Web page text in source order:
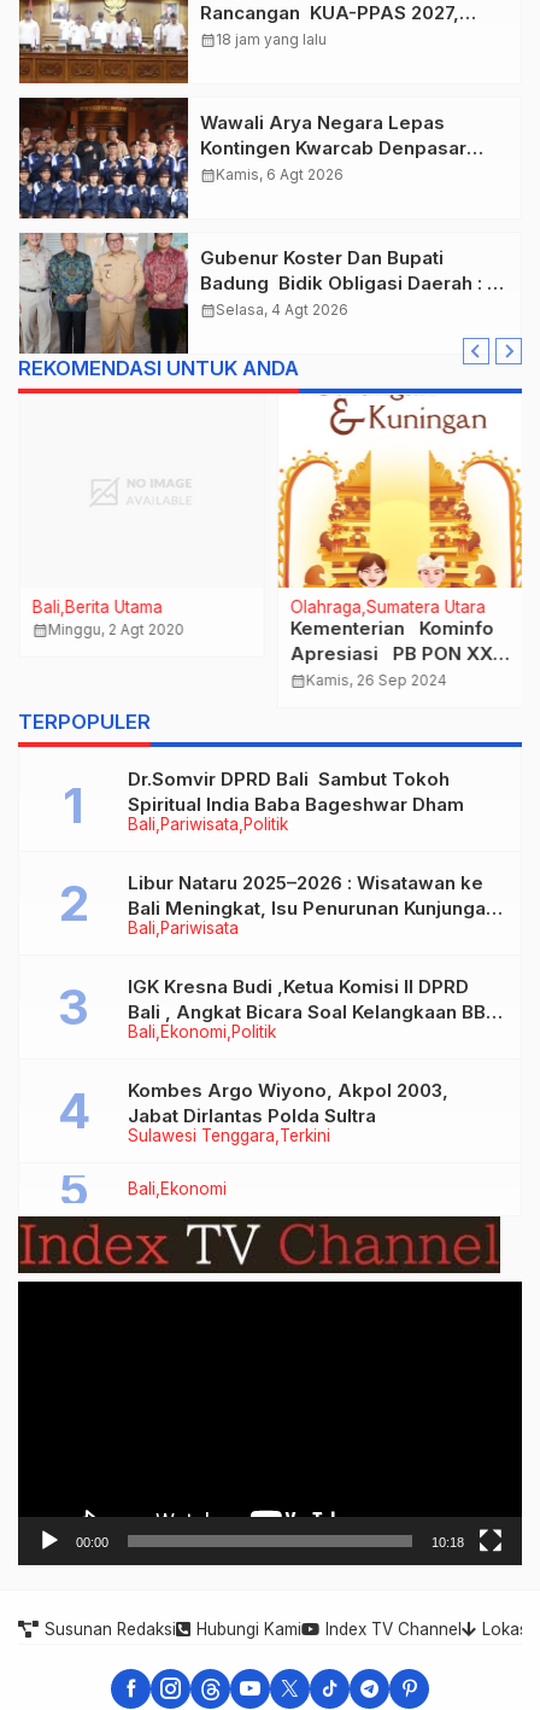
Rancangan KUA-PPAS 2027,
Anggaran Tembus Lebih Dari
calendar_month18 jam yang lalu
Wawali Arya Negara Lepas
Kontingen Kwarcab Denpasar
Menuju Jambore Nasional XII
calendar_monthKamis, 6 Agt 2026
Gubenur Koster Dan Bupati
Badung Bidik Obligasi Daerah :
Gaspol Bangun Infrastruktur
calendar_monthSelasa, 4 Agt 2026
REKOMENDASI UNTUK ANDA
Bali Berita Utama
calendar_monthMinggu, 2 Agt 2020
Olahraga Sumatera Utara
Kementerian Kominfo
Apresiasi PB PON XXI
Wilayah Sumut
calendar_monthKamis, 26 Sep 2024
TERPOPULER
Bali Pariwisata Politik
Dr.Somvir DPRD Bali Sambut Tokoh
Spiritual India Baba Bageshwar Dham
Bali Pariwisata
Libur Nataru 2025–2026 : Wisatawan ke
Bali Meningkat, Isu Penurunan Kunjungan
Tidak Benar
Bali Ekonomi Politik
IGK Kresna Budi ,Ketua Komisi II DPRD
Bali , Angkat Bicara Soal Kelangkaan BBM
Bersubsidi Jenis Solar
Sulawesi Tenggara Terkini
Kombes Argo Wiyono, Akpol 2003,
Jabat Dirlantas Polda Sultra
Bali Ekonomi
00:00 10:18
Susunan Redaksi Hubungi Kami Index TV Channel Lokasi